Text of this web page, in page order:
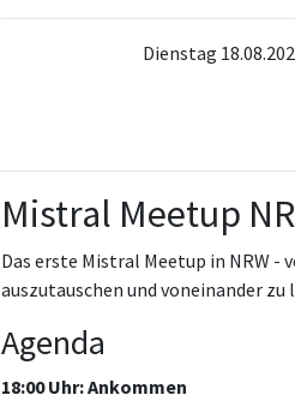
Dienstag
Mistral Meetup
Das erste Mistral Meetup in NRW -
auszutauschen und voneinander zu
Agenda
18:00 Uhr: Ankommen